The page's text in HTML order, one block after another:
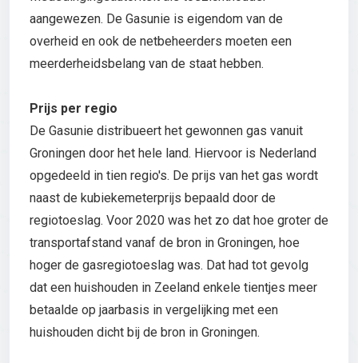
aangewezen. De Gasunie is eigendom van de
overheid en ook de netbeheerders moeten een
meerderheidsbelang van de staat hebben.
Prijs per regio
De Gasunie distribueert het gewonnen gas vanuit
Groningen door het hele land. Hiervoor is Nederland
opgedeeld in tien regio's. De prijs van het gas wordt
naast de kubiekemeterprijs bepaald door de
regiotoeslag. Voor 2020 was het zo dat hoe groter de
transportafstand vanaf de bron in Groningen, hoe
hoger de gasregiotoeslag was. Dat had tot gevolg
dat een huishouden in Zeeland enkele tientjes meer
betaalde op jaarbasis in vergelijking met een
huishouden dicht bij de bron in Groningen.